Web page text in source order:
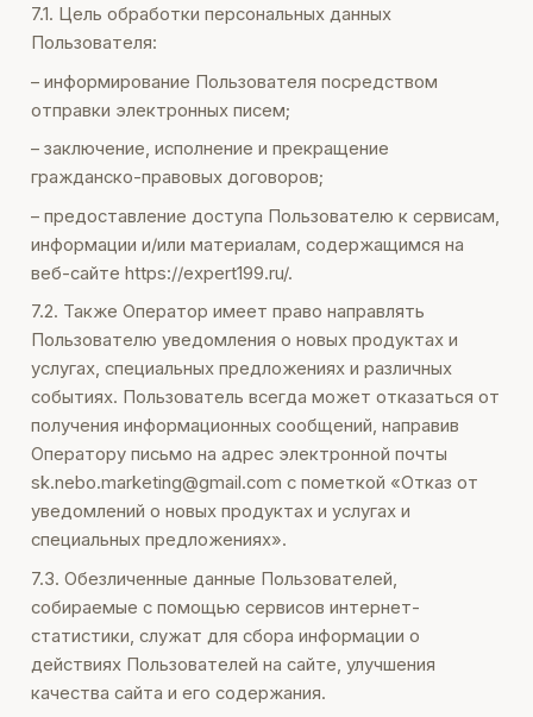
7.1. Цель обработки персональных данных
Пользователя:
– информирование Пользователя посредством
отправки электронных писем;
– заключение, исполнение и прекращение
гражданско-правовых договоров;
– предоставление доступа Пользователю к сервисам,
информации и/или материалам, содержащимся на
веб-сайте https://expert199.ru/.
7.2. Также Оператор имеет право направлять
Пользователю уведомления о новых продуктах и
услугах, специальных предложениях и различных
событиях. Пользователь всегда может отказаться от
получения информационных сообщений, направив
Оператору письмо на адрес электронной почты
sk.nebo.marketing@gmail.com с пометкой «Отказ от
уведомлений о новых продуктах и услугах и
специальных предложениях».
7.3. Обезличенные данные Пользователей,
собираемые с помощью сервисов интернет-
статистики, служат для сбора информации о
действиях Пользователей на сайте, улучшения
качества сайта и его содержания.